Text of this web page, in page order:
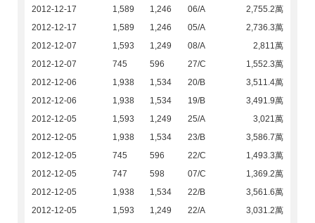
2012-12-17
1,589 1,246 06/A
2,755.2萬
2012-12-17
1,589 1,246 05/A
2,736.3萬
2012-12-07
1,593 1,249 08/A
2,811萬
2012-12-07
745 596 27/C
1,552.3萬
2012-12-06
1,938 1,534 20/B
3,511.4萬
2012-12-06
1,938 1,534 19/B
3,491.9萬
2012-12-05
1,593 1,249 25/A
3,021萬
2012-12-05
1,938 1,534 23/B
3,586.7萬
2012-12-05
745 596 22/C
1,493.3萬
2012-12-05
747 598 07/C
1,369.2萬
2012-12-05
1,938 1,534 22/B
3,561.6萬
2012-12-05
1,593 1,249 22/A
3,031.2萬